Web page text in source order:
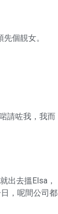
個靚女。
請咗我，我而
出去搵Elsa，
，呢間公司都